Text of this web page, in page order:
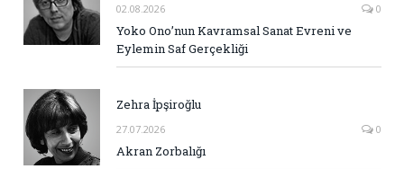
02.08.2026 0
Yoko Ono’nun Kavramsal Sanat Evreni ve
Eylemin Saf Gerçekliği
Zehra İpşiroğlu
27.07.2026 0
Akran Zorbalığı